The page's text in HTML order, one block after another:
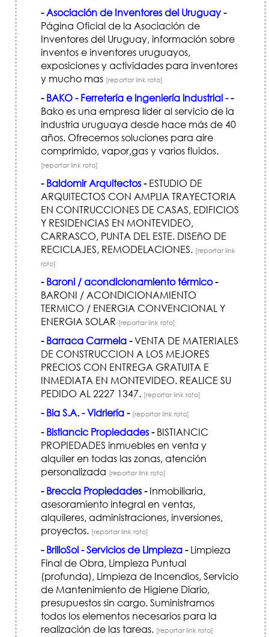
-Asociación de Inventores del Uruguay-
Página Oficial de la Asociación de
Inventores del Uruguay, información sobre
inventos e inventores uruguayos,
exposiciones y actividades para inventores
y mucho mas [reportar link roto]
- BAKO - Ferretería e ingeniería industrial --
Bako es una empresa líder al servicio de la
industria uruguaya desde hace más de 40
años. Ofrecemos soluciones para aire
comprimido, vapor,gas y varios fluidos.
[reportar link roto]
- Baldomir Arquitectos-ESTUDIO DE
ARQUITECTOS CON AMPLIA TRAYECTORIA
EN CONTRUCCIONES DE CASAS, EDIFICIOS
Y RESIDENCIAS EN MONTEVIDEO,
CARRASCO, PUNTA DEL ESTE. DISEñO DE
RECICLAJES, REMODELACIONES. [reportar link
roto]
- Baroni / acondicionamiento térmico-
BARONI / ACONDICIONAMIENTO
TERMICO / ENERGIA CONVENCIONAL Y
ENERGIA SOLAR [reportar link roto]
- Barraca Carmela-VENTA DE MATERIALES
DE CONSTRUCCION A LOS MEJORES
PRECIOS CON ENTREGA GRATUITA E
INMEDIATA EN MONTEVIDEO. REALICE SU
PEDIDO AL 2227 1347. [reportar link roto]
- Bia S.A. - Vidriería- [reportar link roto]
- Bistiancic Propiedades-BISTIANCIC
PROPIEDADES inmuebles en venta y
alquiler en todas las zonas, atención
personalizada [reportar link roto]
- Breccia Propiedades-Inmobiliaria,
asesoramiento integral en ventas,
alquileres, administraciones, inversiones,
proyectos. [reportar link roto]
- BrilloSol - Servicios de Limpieza-Limpieza
Final de Obra, Limpieza Puntual
(profunda), Limpieza de Incendios, Servicio
de Mantenimiento de Higiene Diario,
presupuestos sin cargo. Suministramos
todos los elementos necesarios para la
realización de las tareas. [reportar link roto]